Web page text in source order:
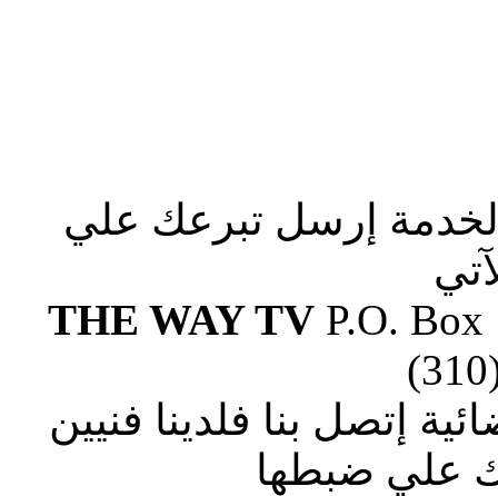
إرسل تبرعك علي
THE WAY TVP.O. Box
إتصل بنا فلدينا فنيين
علي ضبطها